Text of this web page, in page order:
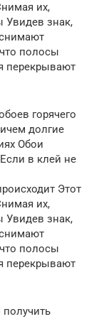
их,
Увидев знак,
полосы
перекрывают
горячего
долгие
Обои
в клей не
Этот
их,
Увидев знак,
полосы
перекрывают